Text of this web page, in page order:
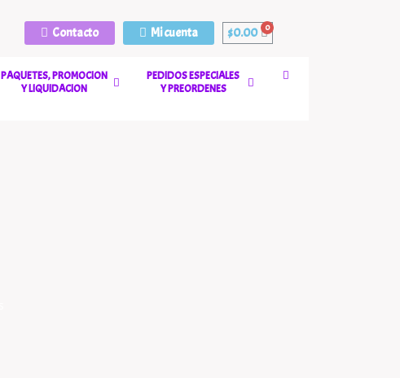
Contacto Mi cuenta $0.00
PAQUETES, PROMOCION
Y LIQUIDACION
PEDIDOS ESPECIALES
Y PREORDENES